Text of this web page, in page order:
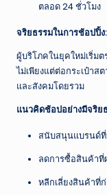
ตลอด 24 ชั่วโมง
จริยธรรมในการช้อปปิ้
ผู้บริโภคในยุคใหม่เริ่ม
ไม่เพียงแต่ต่อกระเป๋าส
และสังคมโดยรวม
แนวคิดช้อปอย่างมีจริย
สนับสนุนแบรนด์ที่
ลดการซื้อสินค้าที่
หลีกเลี่ยงสินค้าที่